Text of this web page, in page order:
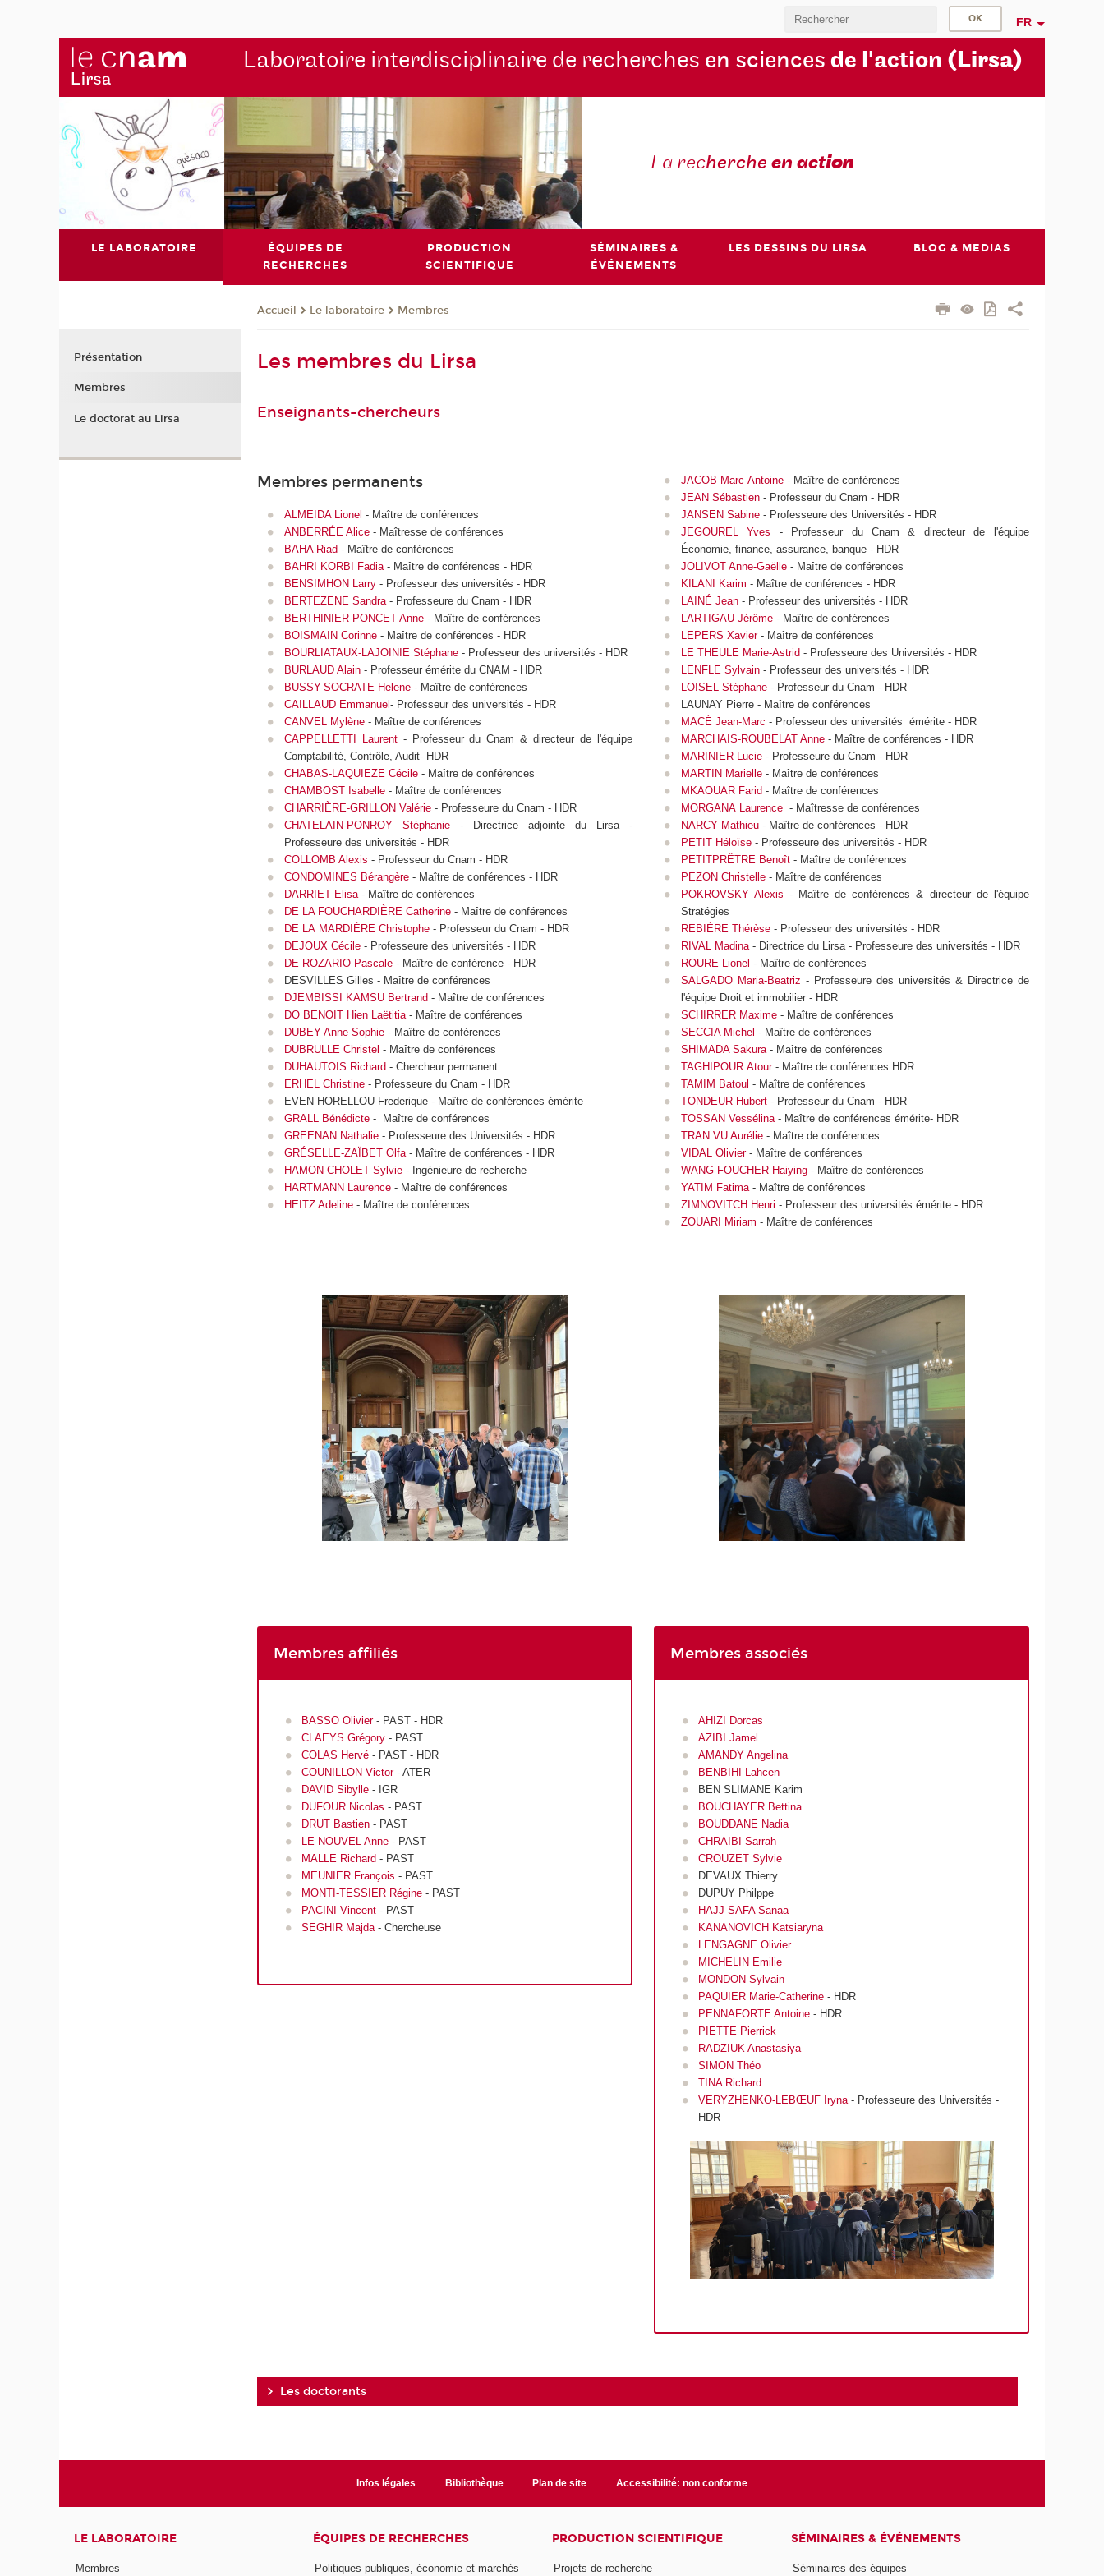
FR
Laboratoire interdisciplinaire de recherches en sciences de l'action (Lirsa)
La recherche en action
LE LABORATOIRE
ÉQUIPES DE
RECHERCHES
PRODUCTION
SCIENTIFIQUE
SÉMINAIRES &
ÉVÉNEMENTS
LES DESSINS DU LIRSA BLOG & MEDIAS
Accueil Le laboratoire Membres
Les membres du Lirsa
Enseignants-chercheurs
Membres permanents
ALMEIDA Lionel - Maître de conférences
ANBERRÉE Alice- Maîtresse de conférences
BAHA Riad - Maître de conférences
BAHRI KORBI Fadia- Maître de conférences - HDR
BENSIMHON Larry- Professeur des universités - HDR
BERTEZENE Sandra- Professeure du Cnam - HDR
BERTHINIER-PONCET Anne- Maître de conférences
BOISMAIN Corinne- Maître de conférences - HDR
BOURLIATAUX-LAJOINIE Stéphane- Professeur des universités - HDR
BURLAUD Alain- Professeur émérite du CNAM - HDR
BUSSY-SOCRATE Helene- Maître de conférences
CAILLAUD Emmanuel - Professeur des universités - HDR
CANVEL Mylène - Maître de conférences
CAPPELLETTI Laurent- Professeur du Cnam & directeur de l'équipe
Comptabilité, Contrôle, Audit- HDR
CHABAS-LAQUIEZE Cécile- Maître de conférences
CHAMBOST Isabelle- Maître de conférences
CHARRIÈRE-GRILLON Valérie- Professeure du Cnam - HDR
CHATELAIN-PONROY Stéphanie- Directrice adjointe du Lirsa -
Professeure des universités - HDR
COLLOMB Alexis - Professeur du Cnam - HDR
CONDOMINES Bérangère- Maître de conférences - HDR
DARRIET Elisa- Maître de conférences
DE LA FOUCHARDIÈRE Catherine- Maître de conférences
DE LA MARDIÈRE Christophe- Professeur du Cnam - HDR
DEJOUX Cécile- Professeure des universités - HDR
DE ROZARIO Pascale- Maître de conférence - HDR
DESVILLES Gilles - Maître de conférences
DJEMBISSI KAMSU Bertrand - Maître de conférences
DO BENOIT Hien Laëtitia- Maître de conférences
DUBEY Anne-Sophie- Maître de conférences
DUBRULLE Christel - Maître de conférences
DUHAUTOIS Richard - Chercheur permanent
ERHEL Christine- Professeure du Cnam - HDR
EVEN HORELLOU Frederique - Maître de conférences émérite
GRALL Bénédicte- Maître de conférences
GREENAN Nathalie- Professeure des Universités - HDR
GRÉSELLE-ZAÏBET Olfa- Maître de conférences - HDR
HAMON-CHOLET Sylvie- Ingénieure de recherche
HARTMANN Laurence- Maître de conférences
HEITZ Adeline- Maître de conférences
JACOB Marc-Antoine- Maître de conférences
JEAN Sébastien- Professeur du Cnam - HDR
JANSEN Sabine- Professeure des Universités - HDR
JEGOUREL Yves - Professeur du Cnam & directeur de l'équipe
Économie, finance, assurance, banque - HDR
JOLIVOT Anne-Gaëlle- Maître de conférences
KILANI Karim - Maître de conférences - HDR
LAINÉ Jean- Professeur des universités - HDR
LARTIGAU Jérôme- Maître de conférences
LEPERS Xavier- Maître de conférences
LE THEULE Marie-Astrid - Professeure des Universités - HDR
LENFLE Sylvain- Professeur des universités - HDR
LOISEL Stéphane- Professeur du Cnam - HDR
LAUNAY Pierre - Maître de conférences
MACÉ Jean-Marc - Professeur des universités émérite - HDR
MARCHAIS-ROUBELAT Anne- Maître de conférences - HDR
MARINIER Lucie- Professeure du Cnam - HDR
MARTIN Marielle- Maître de conférences
MKAOUAR Farid - Maître de conférences
MORGANA Laurence- Maîtresse de conférences
NARCY Mathieu- Maître de conférences - HDR
PETIT Héloïse- Professeure des universités - HDR
PETITPRÊTRE Benoît- Maître de conférences
PEZON Christelle- Maître de conférences
POKROVSKY Alexis - Maître de conférences & directeur de l'équipe
Stratégies
REBIÈRE Thérèse- Professeur des universités - HDR
RIVAL Madina- Directrice du Lirsa - Professeure des universités - HDR
ROURE Lionel - Maître de conférences
SALGADO Maria-Beatriz - Professeure des universités & Directrice de
l'équipe Droit et immobilier - HDR
SCHIRRER Maxime- Maître de conférences
SECCIA Michel - Maître de conférences
SHIMADA Sakura- Maître de conférences
TAGHIPOUR Atour- Maître de conférences HDR
TAMIM Batoul - Maître de conférences
TONDEUR Hubert- Professeur du Cnam - HDR
TOSSAN Vessélina- Maître de conférences émérite- HDR
TRAN VU Aurélie- Maître de conférences
VIDAL Olivier- Maître de conférences
WANG-FOUCHER Haiying- Maître de conférences
YATIM Fatima- Maître de conférences
ZIMNOVITCH Henri - Professeur des universités émérite - HDR
ZOUARI Miriam - Maître de conférences
Membres affiliés
BASSO Olivier- PAST - HDR
CLAEYS Grégory - PAST
COLAS Hervé - PAST - HDR
COUNILLON Victor- ATER
DAVID Sibylle - IGR
DUFOUR Nicolas - PAST
DRUT Bastien- PAST
LE NOUVEL Anne - PAST
MALLE Richard - PAST
MEUNIER François - PAST
MONTI-TESSIER Régine - PAST
PACINI Vincent- PAST
SEGHIR Majda - Chercheuse
Membres associés
AHIZI Dorcas
AZIBI Jamel
AMANDY Angelina
BENBIHI Lahcen
BEN SLIMANE Karim
BOUCHAYER Bettina
BOUDDANE Nadia
CHRAIBI Sarrah
CROUZET Sylvie
DEVAUX Thierry
DUPUY Philppe
HAJJ SAFA Sanaa
KANANOVICH Katsiaryna
LENGAGNE Olivier
MICHELIN Emilie
MONDON Sylvain
PAQUIER Marie-Catherine - HDR
PENNAFORTE Antoine - HDR
PIETTE Pierrick
RADZIUK Anastasiya
SIMON Théo
TINA Richard
VERYZHENKO-LEBŒUF Iryna - Professeure des Universités -
HDR
Les doctorants
Présentation
Membres
Le doctorat au Lirsa
Infos légales Bibliothèque Plan de site Accessibilité: non conforme
LE LABORATOIRE
Membres
ÉQUIPES DE RECHERCHES
Politiques publiques, économie et marchés
PRODUCTION SCIENTIFIQUE
Projets de recherche
SÉMINAIRES & ÉVÉNEMENTS
Séminaires des équipes